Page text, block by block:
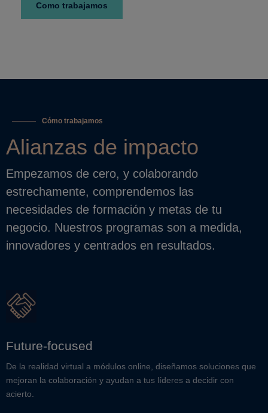
Como trabajamos
Cómo trabajamos
Alianzas de impacto
Empezamos de cero, y colaborando
estrechamente, comprendemos las
necesidades de formación y metas de tu
negocio. Nuestros programas son a medida,
innovadores y centrados en resultados.
Future-focused
De la realidad virtual a módulos online, diseñamos soluciones que
mejoran la colaboración y ayudan a tus líderes a decidir con
acierto.